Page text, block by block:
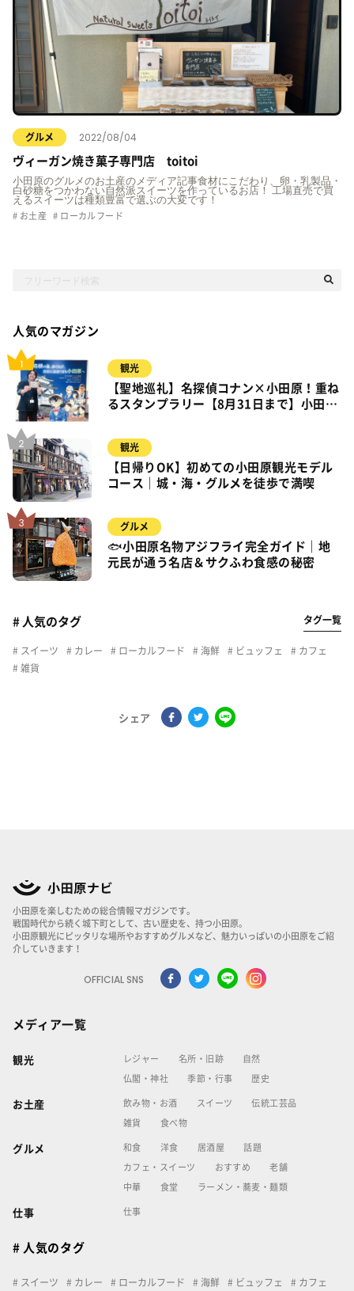
グルメ 2022/08/04
ヴィーガン焼き菓子専門店 toitoi
小田原のグルメのお土産のメディア記事食材にこだわり、卵・乳製品・
白砂糖をつかわない自然派スイーツを作っているお店！ 工場直売で買
えるスイーツは種類豊富で選ぶの大変です！
お土産 ローカルフード
人気のマガジン
観光
【聖地巡礼】名探偵コナン×小田原！重ね
るスタンプラリー【8月31日まで】小田
観光
【日帰りOK】初めての小田原観光モデル
コース｜城・海・グルメを徒歩で満喫
グルメ
🐟小田原名物アジフライ完全ガイド｜地
元民が通う名店＆サクふわ食感の秘密
# 人気のタグ タグ一覧
スイーツ カレー ローカルフード 海鮮 ビュッフェ
カフェ
雑貨
シェア
小田原を楽しむための総合情報マガジンです。
戦国時代から続く城下町として、古い歴史を、持つ小田原。
小田原観光にピッタリな場所やおすすめグルメなど、魅力いっぱいの小田原をご紹
介していきます！
OFFICIAL SNS
メディア一覧
観光 レジャー 名所・旧跡 自然
仏閣・神社 季節・行事 歴史
お土産 飲み物・お酒 スイーツ 伝統工芸品
雑貨 食べ物
グルメ 和食 洋食 居酒屋 話題
カフェ・スイーツ おすすめ 老舗
中華 食堂 ラーメン・蕎麦・麺類
仕事 仕事
# 人気のタグ
スイーツ カレー ローカルフード 海鮮 ビュッフェ カフェ